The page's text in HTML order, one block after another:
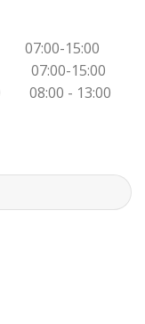
15:00
07:00-15:00
08:00 - 13:00